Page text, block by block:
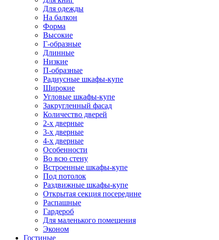
Для одежды
На балкон
Форма
Высокие
Г-образные
Длинные
Низкие
П-образные
Радиусные шкафы-купе
Широкие
Угловые шкафы-купе
Закругленный фасад
Количество дверей
2-х дверные
3-х дверные
4-х дверные
Особенности
Во всю стену
Встроенные шкафы-купе
Под потолок
Раздвижные шкафы-купе
Открытая секция посередине
Распашные
Гардероб
Для маленького помещения
Эконом
Гостиные